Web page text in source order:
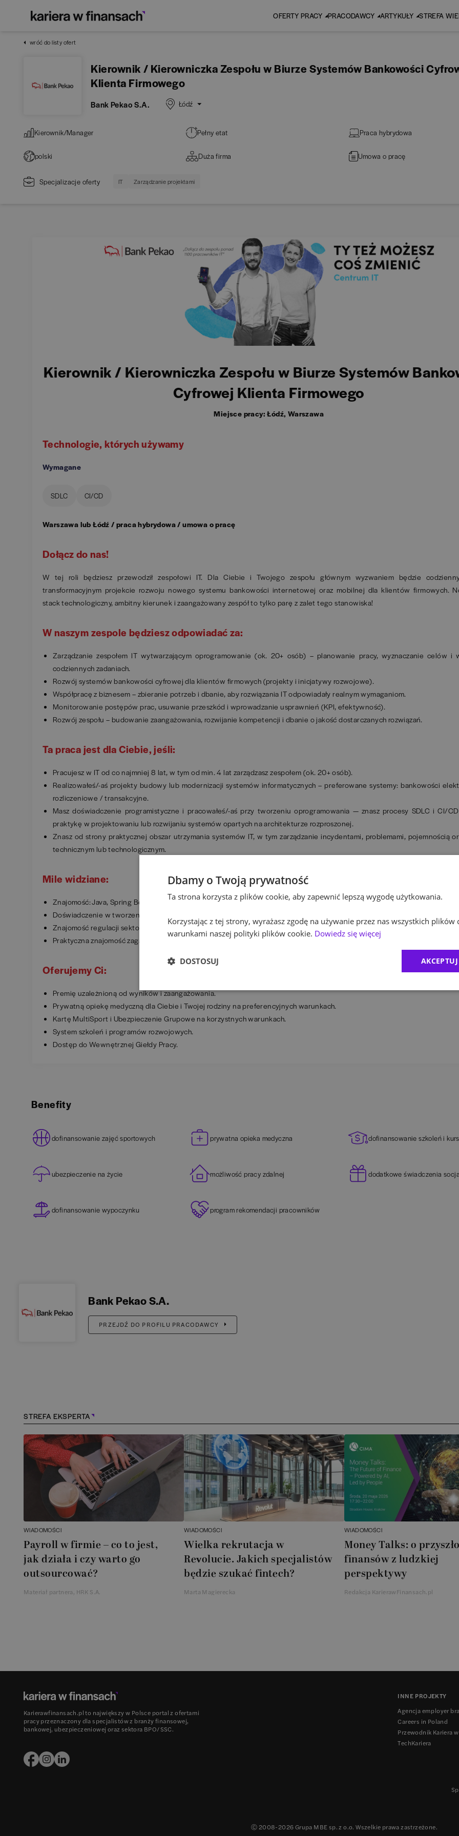
OFERTY PRACY PRACODAWCY ARTYKUŁY STREFA
wróć do listy ofert
Kierownik / Kierowniczka Zespołu w Biurze Systemów Bankowości
Klienta Firmowego
Bank Pekao S.A. Łódź
Kierownik/Manager Pełny etat Praca hybrydowa
polski Duża firma Umowa o pracę
Specjalizacje oferty IT Zarządzanie projektami
Kierownik / Kierowniczka Zespołu w Biurze Systemów
Cyfrowej Klienta Firmowego
Miejsce pracy: Łódź, Warszawa
Technologie, których używamy
Wymagane
SDLC CI/CD
Warszawa lub Łódź / praca hybrydowa / umowa o pracę
Dołącz do nas!
W tej roli będziesz przewodził zespołowi IT. Dla Ciebie i Twojego zespołu głównym wyzwaniem będzie
transformacyjnym projekcie rozwoju nowego systemu bankowości internetowej oraz mobilnej dla klientów firmowych.
stack technologiczny, ambitny kierunek i zaangażowany zespół to tylko parę z zalet tego stanowiska!
W naszym zespole będziesz odpowiadać za:
Zarządzanie zespołem IT wytwarzającym oprogramowanie (ok. 20+ osób) – planowanie pracy, wyznaczanie celów i
codziennych zadaniach.
Rozwój systemów bankowości cyfrowej dla klientów firmowych (projekty i inicjatywy rozwojowe).
Współpracę z biznesem – zbieranie potrzeb i dbanie, aby rozwiązania IT odpowiadały realnym wymaganiom.
Monitorowanie postępów prac, usuwanie przeszkód i wprowadzanie usprawnień (KPI, efektywność).
Rozwój zespołu – budowanie zaangażowania, rozwijanie kompetencji i dbanie o jakość dostarczanych rozwiązań.
Ta praca jest dla Ciebie, jeśli:
Pracujesz w IT od co najmniej 8 lat, w tym od min. 4 lat zarządzasz zespołem (ok. 20+ osób).
Realizowałeś/-aś projekty budowy lub modernizacji systemów informatycznych – preferowane systemy: bankowości
rozliczeniowe / transakcyjne.
Masz doświadczenie programistyczne i pracowałeś/-aś przy tworzeniu oprogramowania — znasz procesy SDLC i CI/
praktykę w projektowaniu lub rozwijaniu systemów opartych na architekturze rozproszonej.
Znasz od strony praktycznej obszar utrzymania systemów IT, w tym zarządzanie incydentami, problemami, pojemnością
technicznym lub technologicznym.
Mile widziane:
Znajomość: Java, Spring Boot, Kafka, PostgreSQL / Oracle.
Doświadczenie w tworzeniu aplikacji mobilnych.
Znajomość regulacji sektora finansowego i zasad bezpieczeństwa informacji.
Praktyczna znajomość zagadnień infrastrukturalnych: wirtualizacja, konteneryzacja, orkiestracja.
Oferujemy Ci:
Premię uzależnioną od wyników i zaangażowania.
Prywatną opiekę medyczną dla Ciebie i Twojej rodziny na preferencyjnych warunkach.
Kartę MultiSport i Ubezpieczenie Grupowe na korzystnych warunkach.
System szkoleń i programów rozwojowych.
Dostęp do Wewnętrznej Giełdy Pracy.
Benefity
dofinansowanie zajęć sportowych prywatna opieka medyczna dofinansowanie szkoleń i
ubezpieczenie na życie możliwość pracy zdalnej dodatkowe świadczenia
dofinansowanie wypoczynku program rekomendacji pracowników
Bank Pekao S.A.
PRZEJDŹ DO PROFILU PRACODAWCY
STREFA EKSPERTA
WIADOMOŚCI
Payroll w firmie – co to jest,
jak działa i czy warto go
outsourcować?
Materiał partnera, HRK S.A.
WIADOMOŚCI
Wielka rekrutacja w
Revolucie. Jakich specjalistów
będzie szukać fintech?
Marta Magierecka
WIADOMOŚCI
Money Talks: o
finansów z ludzkiej
perspektywy
Redakcja KarierawFinansach.pl
Karierawfinansach.pl to największy w Polsce portal z ofertami
pracy przeznaczony dla specjalistów z branży finansowej,
bankowej, ubezpieczeniowej oraz sektora BPO/SSC.
INNE PROJEKTY
Agencja employer
Careers in Poland
Przewodnik Kariera
TechKariera
Ⓒ 2008-2026Grupa MBE sp. z o.o. Wszelkie prawa zastrzeżone.
Dbamy o Twoją prywatność
Ta strona korzysta z plików cookie, aby zapewnić lepszą wygodę użytkowania.
Korzystając z tej strony, wyrażasz zgodę na używanie przez nas wszystkich plików
warunkami naszej polityki plików cookie. Dowiedz się więcej
DOSTOSUJ